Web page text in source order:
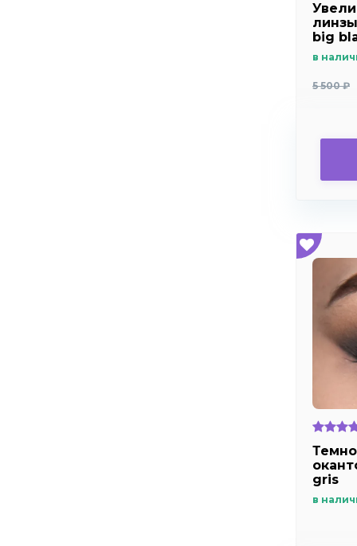
big
в
5 500 ₽
gris
в